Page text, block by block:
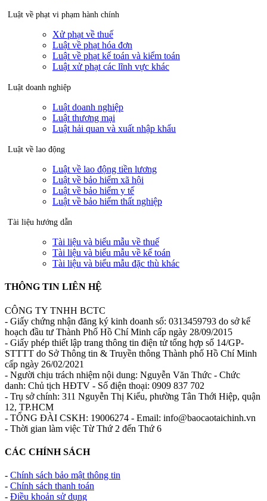
Luật về phạt vi phạm hành chính
Xử phạt về thuế
Luật về phạt hóa đơn
Luật về phạt kế toán và kiểm toán
Luật xử phạt các lĩnh vực khác
Luật doanh nghiệp
Luật doanh nghiệp
Luật thương mại
Luật hải quan và xuất nhập khẩu
Luật về lao động
Luật về lao động tiền lương
Luật về bảo hiểm xã hội
Luật về bảo hiểm y tế
Luật về bảo hiểm thất nghiệp
Tài liệu hướng dẫn
Tài liệu và biểu mẫu về thuế
Tài liệu và biểu mẫu về kế toán
Tài liệu và biểu mẫu đặc thù khác
THÔNG TIN LIÊN HỆ
CÔNG TY TNHH BCTC
- Giấy chứng nhận đăng ký kinh doanh số: 0313459793 do sở kế
hoạch đầu tư Thành Phố Hồ Chí Minh cấp ngày 28/09/2015
- Giấy phép thiết lập trang thông tin điện tử tổng hợp số 14/GP-
STTTT do Sở Thông tin & Truyền thông Thành phố Hồ Chí Minh
cấp ngày 26/02/2021
- Người chịu trách nhiệm nội dung: Nguyễn Văn Thức - Chức
danh: Chủ tịch HĐTV - Số điện thoại: 0909 837 702
- Trụ sở chính: 311 Nguyễn Thị Kiểu, phường Tân Thới Hiệp, quận
12, TP.HCM
- TỔNG ĐÀI CSKH: 19006274 - Email: info@baocaotaichinh.vn
- Thời gian làm việc Từ Thứ 2 đến Thứ 6
CÁC CHÍNH SÁCH
- Chính sách bảo mật thông tin
- Chính sách thanh toán
- Điều khoản sử dụng